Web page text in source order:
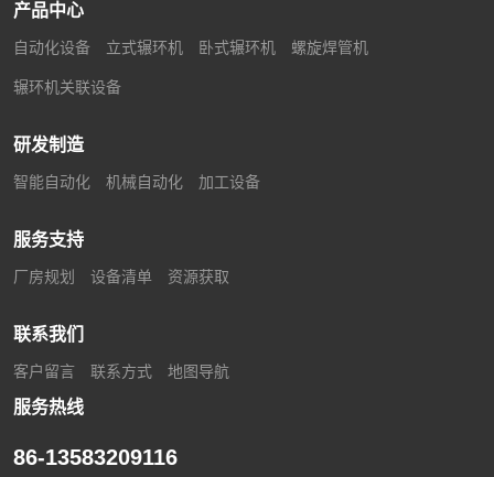
产品中心
自动化设备 立式辗环机 卧式辗环机 螺旋焊管机
辗环机关联设备
研发制造
智能自动化 机械自动化 加工设备
服务支持
厂房规划 设备清单 资源获取
联系我们
客户留言 联系方式 地图导航
服务热线
86-13583209116